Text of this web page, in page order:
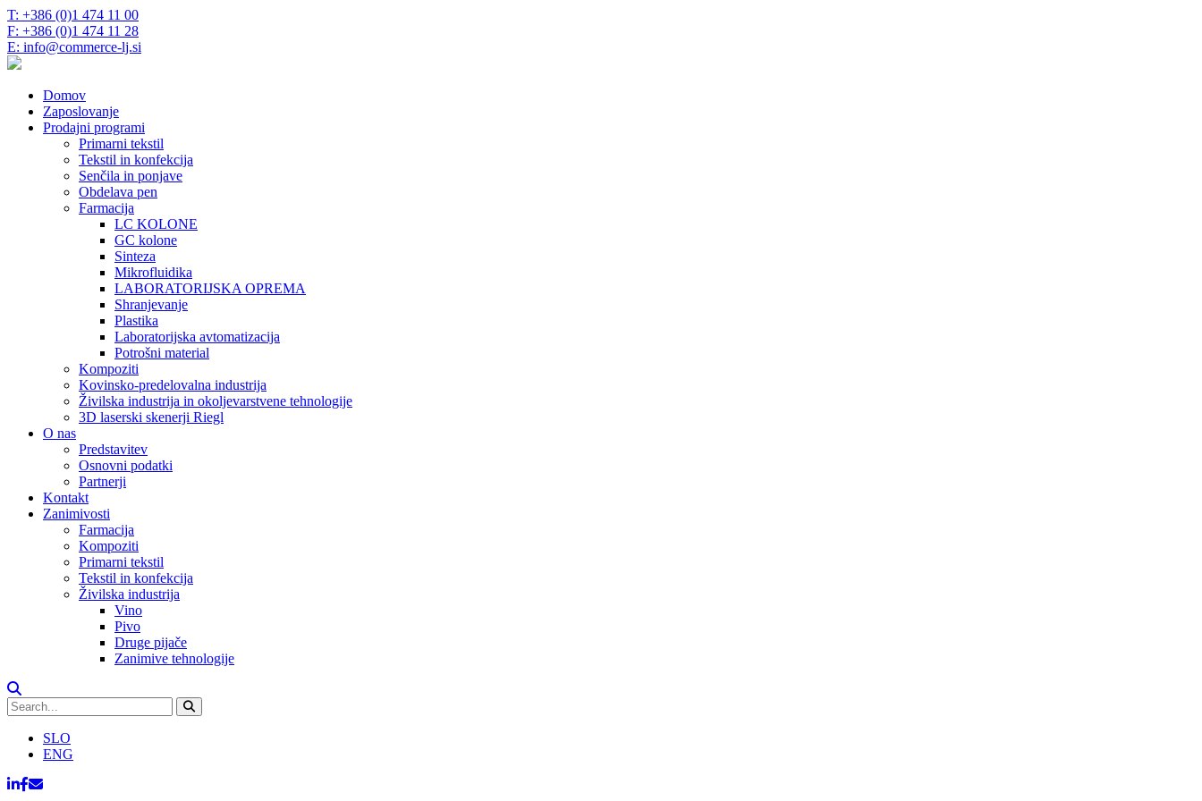
T: +386 (0)1 474 11 00
F: +386 (0)1 474 11 28
E: info@commerce-lj.si
Domov
Zaposlovanje
Prodajni programi
Primarni tekstil
Tekstil in konfekcija
Senčila in ponjave
Obdelava pen
Farmacija
LC KOLONE
GC kolone
Sinteza
Mikrofluidika
LABORATORIJSKA OPREMA
Shranjevanje
Plastika
Laboratorijska avtomatizacija
Potrošni material
Kompoziti
Kovinsko-predelovalna industrija
Živilska industrija in okoljevarstvene tehnologije
3D laserski skenerji Riegl
O nas
Predstavitev
Osnovni podatki
Partnerji
Kontakt
Zanimivosti
Farmacija
Kompoziti
Primarni tekstil
Tekstil in konfekcija
Živilska industrija
Vino
Pivo
Druge pijače
Zanimive tehnologije
SLO
ENG